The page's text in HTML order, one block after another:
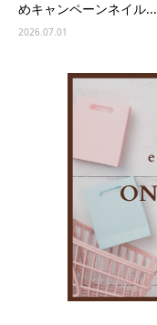
めキャンペーンネイル...
2026.07.01